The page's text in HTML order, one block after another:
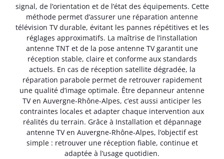
signal, de l’orientation et de l’état des équipements. Cette
méthode permet d’assurer une réparation antenne
télévision TV durable, évitant les pannes répétitives et les
réglages approximatifs. La maîtrise de l’installation
antenne TNT et de la pose antenne TV garantit une
réception stable, claire et conforme aux standards
actuels. En cas de réception satellite dégradée, la
réparation parabole permet de retrouver rapidement
une qualité d’image optimale. Être depanneur antenne
TV en Auvergne-Rhône-Alpes, c’est aussi anticiper les
contraintes locales et adapter chaque intervention aux
réalités du terrain. Grâce à Installation et dépannage
antenne TV en Auvergne-Rhône-Alpes, l’objectif est
simple : retrouver une réception fiable, continue et
adaptée à l’usage quotidien.